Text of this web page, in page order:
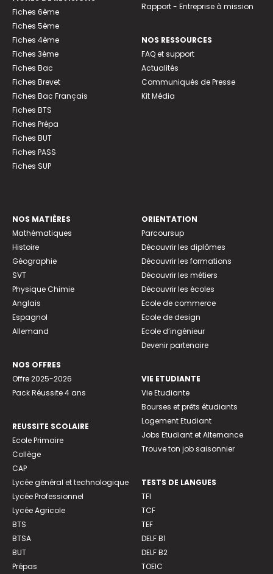
Fiches 6ème
Fiches 5ème
Fiches 4ème
Fiches 3ème
Fiches Bac
Fiches Brevet
Fiches Bac Français
Fiches BTS
Fiches Prépa
Fiches BUT
Fiches PASS
Fiches SUP
Rapport - Entreprise à mission
NOS RESSOURCES
FAQ et support
Actualités
Communiqués de Presse
Kit Média
NOS MATIÈRES
Mathématiques
Histoire
Géographie
SVT
Physique Chimie
Anglais
Espagnol
Allemand
NOS OFFRES
Offre 2025-2026
Pack Réussite 4 ans
REUSSITE SCOLAIRE
Ecole Primaire
Collège
CAP
Lycée général et technologique
Lycée Professionnel
Lycée Agricole
BTS
BTSA
BUT
Prépas
ORIENTATION
Parcoursup
Découvrir les diplômes
Découvrir les formations
Découvrir les métiers
Découvrir les écoles
Ecole de commerce
Ecole de design
Ecole d’ingénieur
Devenir partenaire
VIE ETUDIANTE
Vie Etudiante
Bourses et prêts étudiants
Logement Etudiant
Jobs Etudiant et Alternance
Trouve ton job saisonnier
TESTS DE LANGUES
TFI
TCF
TEF
DELF B1
DELF B2
TOEIC